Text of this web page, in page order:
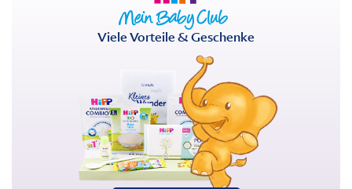
Viele Vorteile & Geschenke